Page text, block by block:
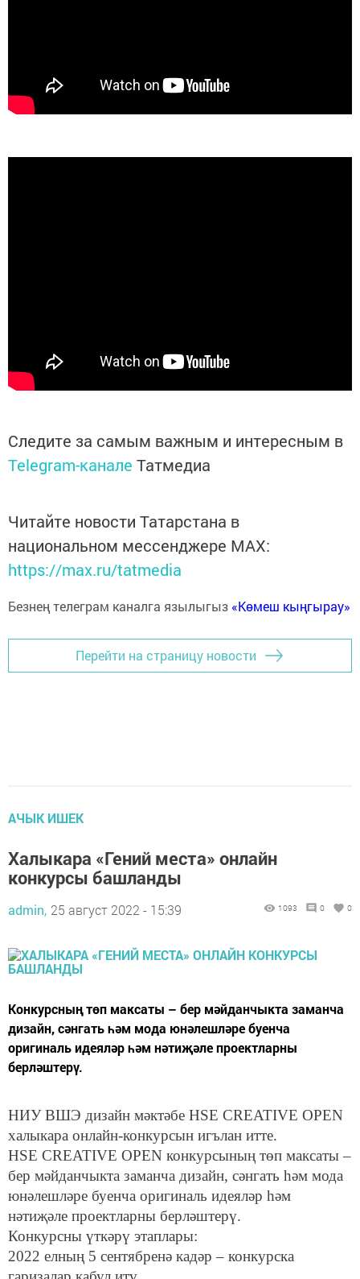
Следите за самым важным и интересным в
Telegram-канале Татмедиа
Читайте новости Татарстана в
национальном мессенджере MАХ:
https://max.ru/tatmedia
Безнең телеграм каналга язылыгыз «Көмеш кыңгырау»
Перейти на страницу новости
АЧЫК ИШЕК
Халыкара «Гений места» онлайн
конкурсы башланды
admin, 25 август 2022 - 15:39 1093 0 0
Конкурсның төп максаты – бер мәйданчыкта заманча
дизайн, сәнгать һәм мода юнәлешләре буенча
оригиналь идеяләр һәм нәтиҗәле проектларны
берләштерү.
НИУ ВШЭ дизайн мәктәбе HSE CREATIVE OPEN
халыкара онлайн-конкурсын игълан итте.
HSE CREATIVE OPEN конкурсының төп максаты –
бер мәйданчыкта заманча дизайн, сәнгать һәм мода
юнәлешләре буенча оригиналь идеяләр һәм
нәтиҗәле проектларны берләштерү.
Конкурсны үткәрү этаплары:
2022 елның 5 сентябренә кадәр – конкурска